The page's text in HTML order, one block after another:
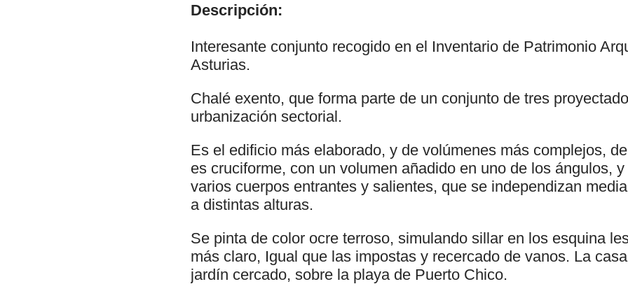
Descripción:
Interesante conjunto recogido en el Inventario de Patrimonio
Asturias.
Chalé exento, que forma parte de un conjunto de tres
urbanización sectorial.
Es el edificio más elaborado, y de volúmenes más complejos,
es cruciforme, con un volumen añadido en uno de los ángulos,
varios cuerpos entrantes y salientes, que se independizan
a distintas alturas.
Se pinta de color ocre terroso, simulando sillar en los esquina
más claro, Igual que las impostas y recercado de vanos. La
jardín cercado, sobre la playa de Puerto Chico.